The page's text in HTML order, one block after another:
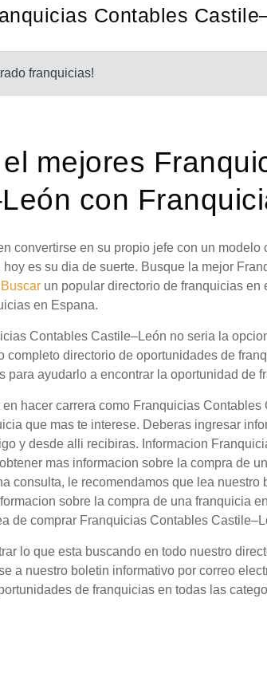
Contables
franquicias!
mejores
con
convertirse en su propio jefe con un
hoy es su dia de suerte. Busque la mejor
un popular directorio de franquicias
en Espana.
Contables Castile–León no seria la
completo directorio de oportunidades de
para ayudarlo a encontrar la oportunidad de
hacer carrera como Franquicias
que mas te interese. Deberas ingresar
y desde alli recibiras. Informacion
mas informacion sobre la compra de
consulta, le recomendamos que lea
sobre la compra de una franquicia
de comprar Franquicias Contables
lo que esta buscando en todo nuestro
a nuestro boletin informativo por correo
de franquicias en todas las